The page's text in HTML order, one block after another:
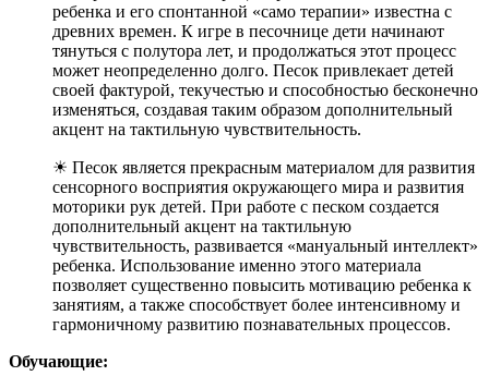
ребенка и его спонтанной «само терапии» известна с
древних времен. К игре в песочнице дети начинают
тянуться с полутора лет, и продолжаться этот процесс
может неопределенно долго. Песок привлекает детей
своей фактурой, текучестью и способностью бесконечно
изменяться, создавая таким образом дополнительный
акцент на тактильную чувствительность.
☀ Песок является прекрасным материалом для развития
сенсорного восприятия окружающего мира и развития
моторики рук детей. При работе с песком создается
дополнительный акцент на тактильную
чувствительность, развивается «мануальный интеллект»
ребенка. Использование именно этого материала
позволяет существенно повысить мотивацию ребенка к
занятиям, а также способствует более интенсивному и
гармоничному развитию познавательных процессов.
Обучающие: